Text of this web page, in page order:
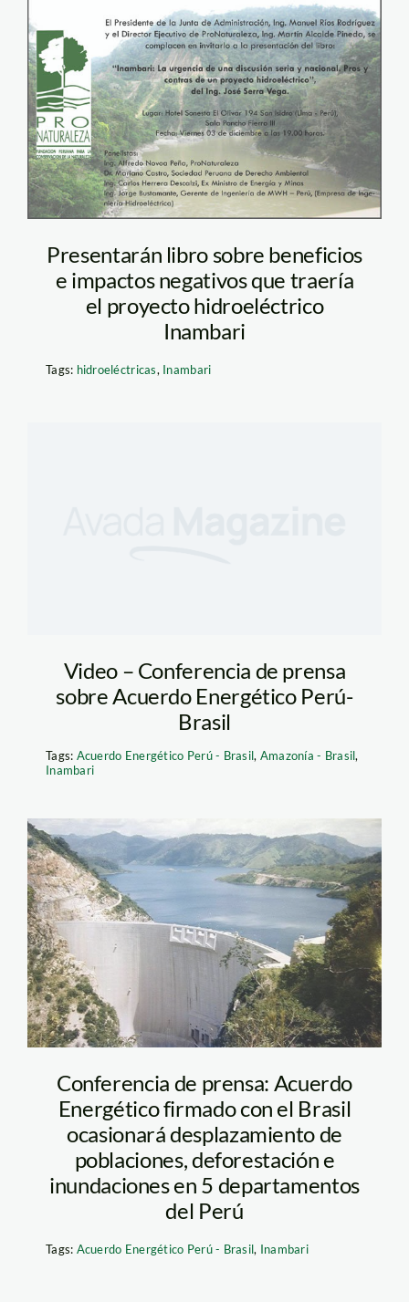
Presentarán libro sobre beneficios
e impactos negativos que traería
el proyecto hidroeléctrico
Inambari
Tags: hidroeléctricas, Inambari
Video – Conferencia de prensa
sobre Acuerdo Energético Perú-
Brasil
Tags: Acuerdo Energético Perú - Brasil, Amazonía - Brasil,
Inambari
inambari_posible
Conferencia de prensa: Acuerdo
Energético firmado con el Brasil
ocasionará desplazamiento de
poblaciones, deforestación e
inundaciones en 5 departamentos
del Perú
Tags: Acuerdo Energético Perú - Brasil, Inambari